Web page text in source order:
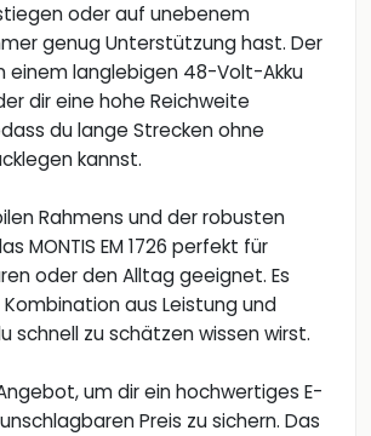
oder auf unebenem
genug Unterstützung hast. Der
einem langlebigen 48-Volt-Akku
dir eine hohe Reichweite
du lange Strecken ohne
kannst.
Rahmens und der robusten
MONTIS EM 1726 perfekt für
oder den Alltag geeignet. Es
aus Leistung und
schnell zu schätzen wissen wirst.
um dir ein hochwertiges E-
Preis zu sichern. Das